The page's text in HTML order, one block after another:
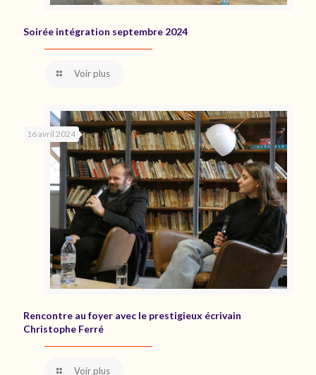
Soirée intégration septembre 2024
Voir plus
16 avril 2024
Rencontre au foyer avec le prestigieux écrivain
Christophe Ferré
Voir plus